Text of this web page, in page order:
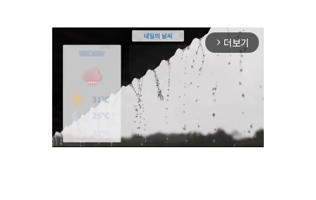
arrow_forward_ios 더보기